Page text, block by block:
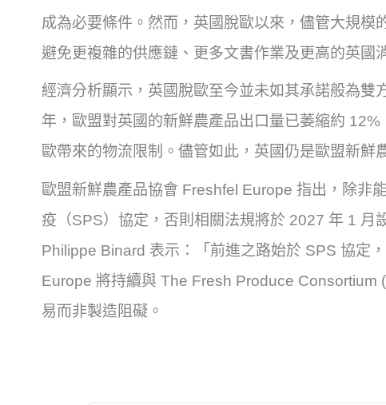
成為必要條件。然而，英國脫歐以來，儘管大規模
避免更複雜的供應鏈、更多文書作業及更高的英國
經濟分析顯示，英國脫歐至今並未如其承諾般為雙
年，歐盟對英國的新鮮農產品出口量已萎縮約
歐帶來的物流限制。儘管如此，英國仍是歐盟新鮮
歐盟新鮮農產品協會 Freshfel Europe 指出，除非
疫（SPS）協定，否則相關法規將於 2027 年 1 月
Philippe Binard 表示：「前進之路始於 SPS 協定
Europe 將持續與 The Fresh Produce Consortium
易而非製造阻礙。